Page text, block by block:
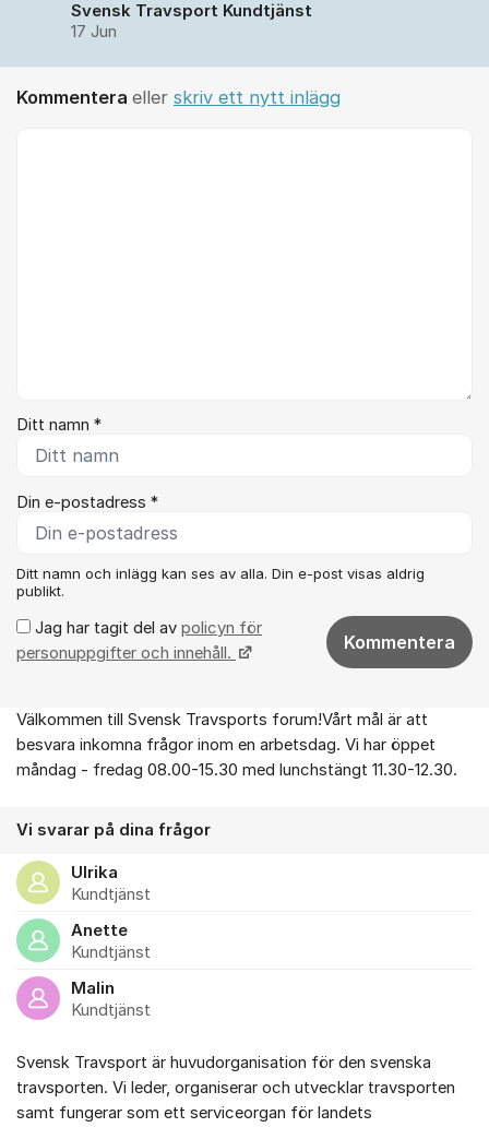
Svensk Travsport Kundtjänst
17 Jun
Kommentera eller skriv ett nytt inlägg
Ditt namn *
Din e-postadress *
Ditt namn och inlägg kan ses av alla. Din e-post visas aldrig
publikt.
Jag har tagit del av policyn för
personuppgifter och innehåll.
Kommentera
Om forumet
Välkommen till Svensk Travsports forum!Vårt mål är att
besvara inkomna frågor inom en arbetsdag. Vi har öppet
måndag - fredag 08.00-15.30 med lunchstängt 11.30-12.30.
Vi svarar på dina frågor
Ulrika
Kundtjänst
Anette
Kundtjänst
Malin
Kundtjänst
Svensk Travsport är huvudorganisation för den svenska
travsporten. Vi leder, organiserar och utvecklar travsporten
samt fungerar som ett serviceorgan för landets